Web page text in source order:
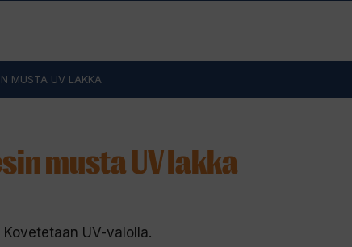
MUSTA UV LAKKA
musta UV lakka
UV-valolla.